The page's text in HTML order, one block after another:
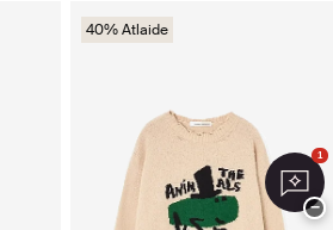
40% Atlaide
1
−